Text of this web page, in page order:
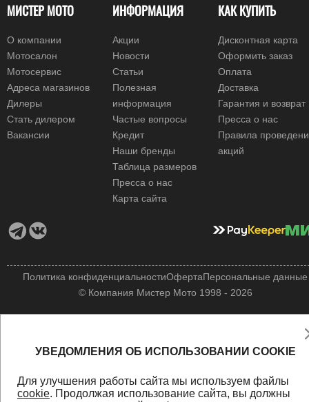
МИСТЕР МОТО
О компании
Мотосалон
Мотосервис
Адреса магазинов
Дилеры
Стать дилером
Вакансии
ИНФОРМАЦИЯ
Акции
Новости
Статьи
Полезная
информация
Частые вопросы
Кредит
Наши бренды
Таблица размеров
Пресса о нас
Карта сайта
КАК КУПИТЬ
Дисконтная карта
Оформить заказ
Оплата
Доставка
Гарантия и возврат
Пресса о нас
Правила
акций
© Компания Мистер Мото 1998 - 2026
Политика конфиденциальностиОфертаПерсональные данные
УВЕДОМЛЕНИЯ ОБ ИСПОЛЬЗОВАНИИ COOKIE
Для улучшения работы сайта мы используем файлы
cookie. Продолжая использование сайта, вы должны